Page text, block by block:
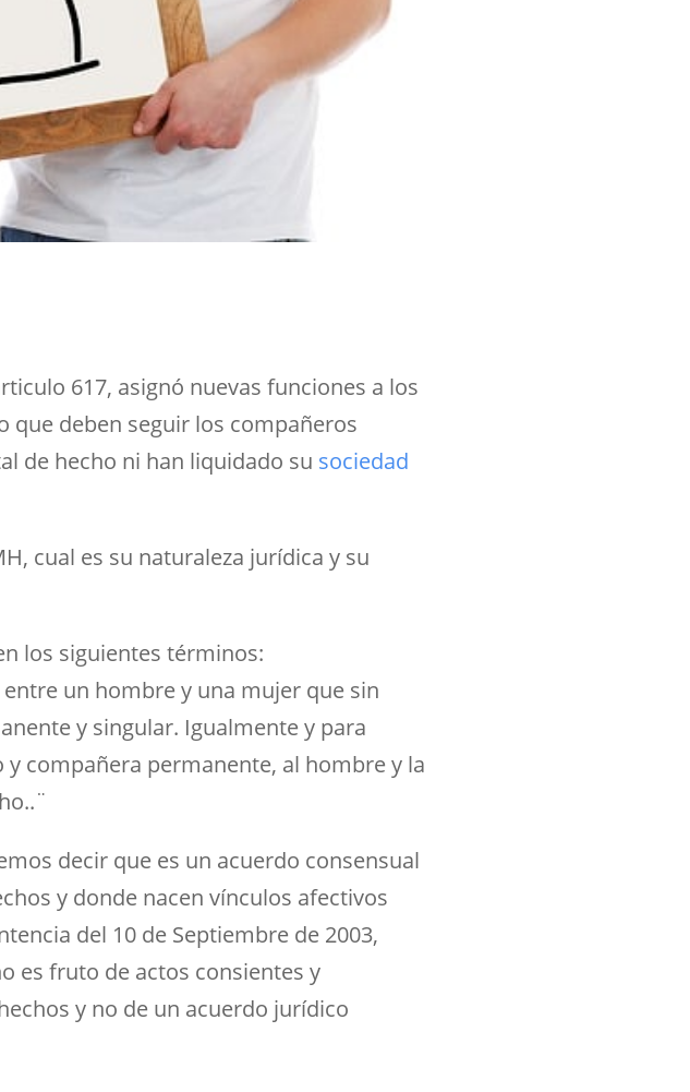
617, asignó nuevas funciones a los
que deben seguir los compañeros
de hecho ni han liquidado su sociedad
cual es su naturaleza jurídica y su
los siguientes términos:
un hombre y una mujer que sin
y singular. Igualmente y para
compañera permanente, al hombre y la
decir que es un acuerdo consensual
y donde nacen vínculos afectivos
del 10 de Septiembre de 2003,
es fruto de actos consientes y
y no de un acuerdo jurídico